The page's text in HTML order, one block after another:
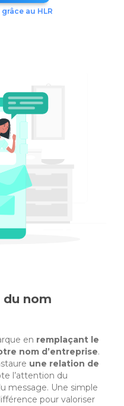
au HLR
du nom
en remplaçant le
nom d’entreprise.
une relation de
l’attention du
message. Une simple
pour valoriser